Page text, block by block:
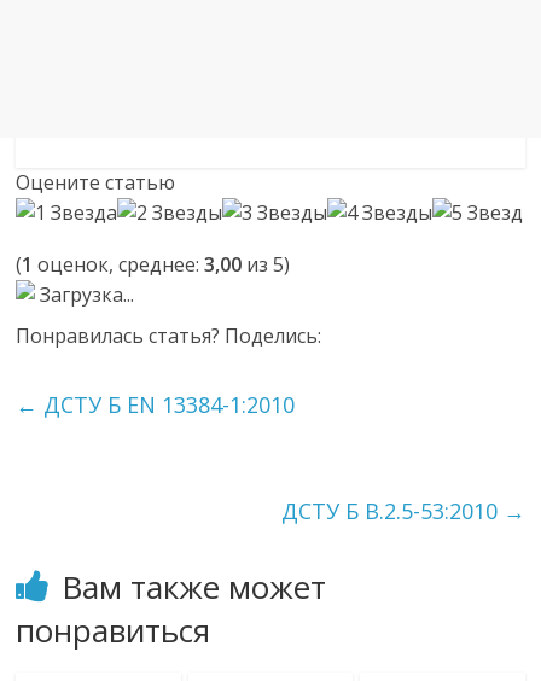
Оцените статью
(1 оценок, среднее:3,00 из 5)
Загрузка...
Понравилась статья? Поделись:
← ДСТУ Б EN 13384-1:2010
ДСТУ Б В.2.5-53:2010 →
Вам также может
понравиться